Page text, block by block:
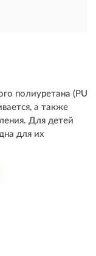
полиуретана (PU
а также
Для детей
для их